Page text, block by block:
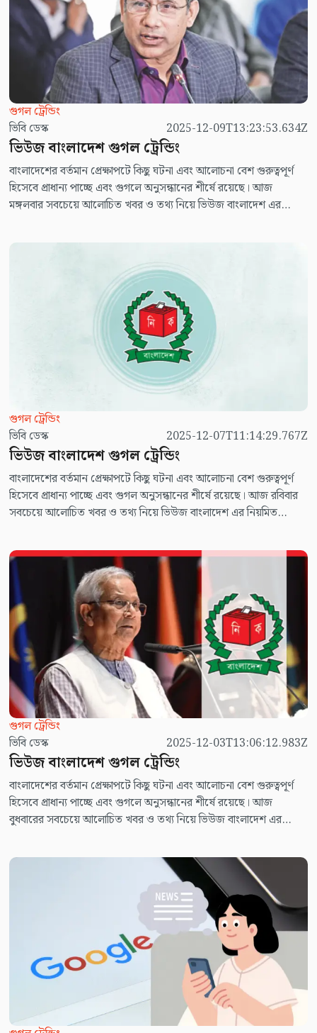
গুগল ট্রেন্ডিং
ভিবি ডেস্ক
2025-12-09T13:23:53.634Z
ভিউজ বাংলাদেশ গুগল ট্রেন্ডিং
বাংলাদেশের বর্তমান প্রেক্ষাপটে কিছু ঘটনা এবং আলোচনা বেশ গুরুত্বপূর্ণ
হিসেবে প্রাধান্য পাচ্ছে এবং গুগলে অনুসন্ধানের শীর্ষে রয়েছে। আজ
মঙ্গলবার সবচেয়ে আলোচিত খবর ও তথ্য নিয়ে ভিউজ বাংলাদেশ এর
গুগল ট্রেন্ডিং
ভিবি ডেস্ক
2025-12-07T11:14:29.767Z
ভিউজ বাংলাদেশ গুগল ট্রেন্ডিং
বাংলাদেশের বর্তমান প্রেক্ষাপটে কিছু ঘটনা এবং আলোচনা বেশ গুরুত্বপূর্ণ
হিসেবে প্রাধান্য পাচ্ছে এবং গুগল অনুসন্ধানের শীর্ষে রয়েছে। আজ রবিবার
সবচেয়ে আলোচিত খবর ও তথ্য নিয়ে ভিউজ বাংলাদেশ এর নিয়মিত
গুগল ট্রেন্ডিং
ভিবি ডেস্ক
2025-12-03T13:06:12.983Z
ভিউজ বাংলাদেশ গুগল ট্রেন্ডিং
বাংলাদেশের বর্তমান প্রেক্ষাপটে কিছু ঘটনা এবং আলোচনা বেশ গুরুত্বপূর্ণ
হিসেবে প্রাধান্য পাচ্ছে এবং গুগলে অনুসন্ধানের শীর্ষে রয়েছে। আজ
বুধবারের সবচেয়ে আলোচিত খবর ও তথ্য নিয়ে ভিউজ বাংলাদেশ এর